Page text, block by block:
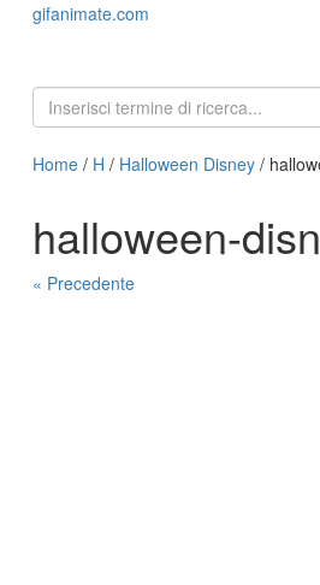
gifanimate.com
Home / H / Halloween Disney /
halloween-
« Precedente